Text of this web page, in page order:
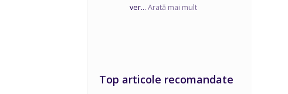
ver...Arată mai mult
Top articole recomandate